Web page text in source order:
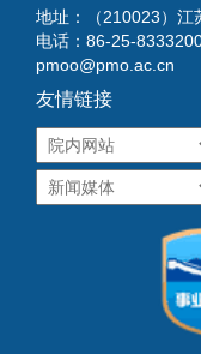
地址：（210023）江
电话：86-25-
pmoo@pmo.ac.cn
友情链接